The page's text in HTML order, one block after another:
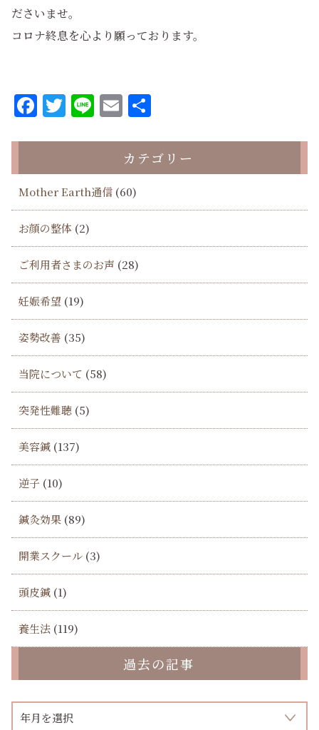
ださいませ。
コロナ終息を心より願っております。
Facebook
Twitter
LineEmail
カテゴリー
Mother Earth通信 (60)
お顔の整体 (2)
ご利用者さまのお声 (28)
妊娠希望 (19)
姿勢改善 (35)
当院について (58)
突発性難聴 (5)
美容鍼 (137)
逆子 (10)
鍼灸効果 (89)
開業スクール (3)
頭皮鍼 (1)
養生法 (119)
過去の記事